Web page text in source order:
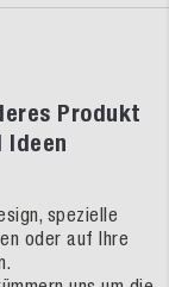
Produkt
Ideen
spezielle
oder auf Ihre